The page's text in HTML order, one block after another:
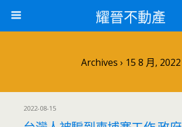
耀晉不動產
Archives › 15 8 月, 2022
2022-08-15